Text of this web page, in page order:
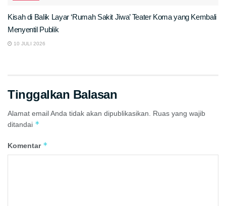
Kisah di Balik Layar ‘Rumah Sakit Jiwa’ Teater Koma yang Kembali
Menyentil Publik
10 JULI 2026
Tinggalkan Balasan
Alamat email Anda tidak akan dipublikasikan.
Ruas yang wajib
ditandai *
Komentar *